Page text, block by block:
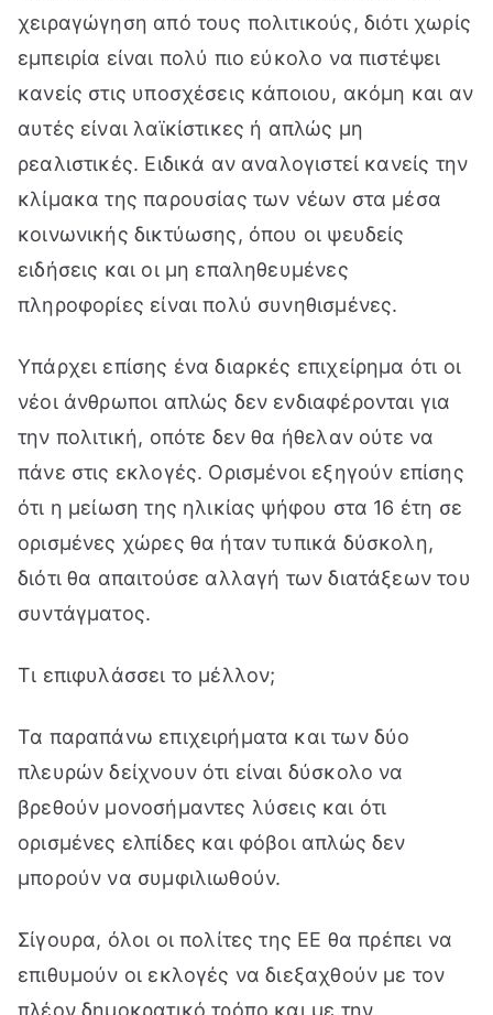
χειραγώγηση από τους πολιτικούς, διότι χωρίς
εμπειρία είναι πολύ πιο εύκολο να πιστέψει
κανείς στις υποσχέσεις κάποιου, ακόμη και αν
αυτές είναι λαϊκίστικες ή απλώς μη
ρεαλιστικές. Ειδικά αν αναλογιστεί κανείς την
κλίμακα της παρουσίας των νέων στα μέσα
κοινωνικής δικτύωσης, όπου οι ψευδείς
ειδήσεις και οι μη επαληθευμένες
πληροφορίες είναι πολύ συνηθισμένες.
Υπάρχει επίσης ένα διαρκές επιχείρημα ότι οι
νέοι άνθρωποι απλώς δεν ενδιαφέρονται για
την πολιτική, οπότε δεν θα ήθελαν ούτε να
πάνε στις εκλογές. Ορισμένοι εξηγούν επίσης
ότι η μείωση της ηλικίας ψήφου στα 16 έτη σε
ορισμένες χώρες θα ήταν τυπικά δύσκολη,
διότι θα απαιτούσε αλλαγή των διατάξεων του
συντάγματος.
Τι επιφυλάσσει το μέλλον;
Τα παραπάνω επιχειρήματα και των δύο
πλευρών δείχνουν ότι είναι δύσκολο να
βρεθούν μονοσήμαντες λύσεις και ότι
ορισμένες ελπίδες και φόβοι απλώς δεν
μπορούν να συμφιλιωθούν.
Σίγουρα, όλοι οι πολίτες της ΕΕ θα πρέπει να
επιθυμούν οι εκλογές να διεξαχθούν με τον
πλέον δημοκρατικό τρόπο και με την